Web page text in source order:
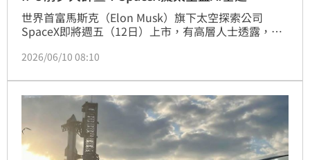
世界首富馬斯克（Elon Musk）旗下太空探索公司
SpaceX即將週五（12日）上市，有高層人士透露，公
年啟動運算測試。
2026/06/10 08:10